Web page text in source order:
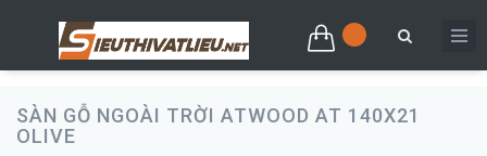
SÀN GỖ NGOÀI TRỜI ATWOOD AT 140X21
OLIVE